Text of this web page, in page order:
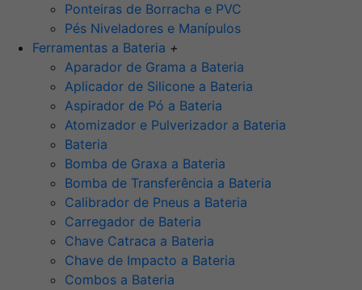
Ponteiras de Borracha e PVC
Pés Niveladores e Manípulos
Ferramentas a Bateria +
Aparador de Grama a Bateria
Aplicador de Silicone a Bateria
Aspirador de Pó a Bateria
Atomizador e Pulverizador a Bateria
Bateria
Bomba de Graxa a Bateria
Bomba de Transferência a Bateria
Calibrador de Pneus a Bateria
Carregador de Bateria
Chave Catraca a Bateria
Chave de Impacto a Bateria
Combos a Bateria